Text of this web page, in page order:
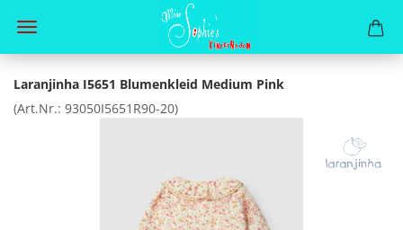
Laranjinha I5651 Blumenkleid Medium Pink
(Art.Nr.: 93050I5651R90-20)